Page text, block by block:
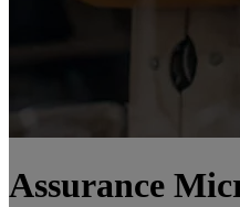
Assurance